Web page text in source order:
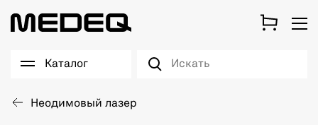
Каталог
Неодимовый лазер